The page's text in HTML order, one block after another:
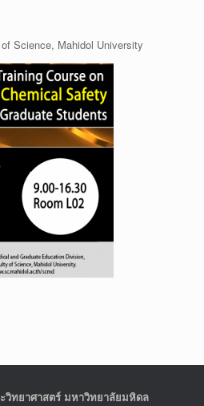
Science, Mahidol University
ทยาศาสตร์ มหาวิทยาลัยมหิดล